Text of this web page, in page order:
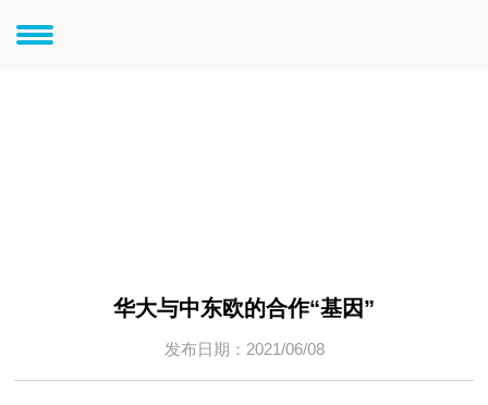
新闻中心
华大与中东欧的合作“基因”
发布日期：2021/06/08